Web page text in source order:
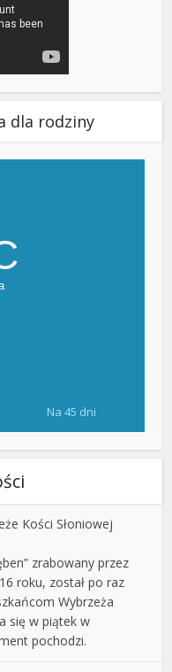
dla rodziny
Na 45 dni
Kości Słoniowej
zrabowany przez
roku, został po raz
Wybrzeża
się w piątek w
pochodzi.